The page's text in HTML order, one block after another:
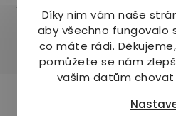
Díky nim vám naše
aby všechno fungovalo
co máte rádi.
pomůžete se nám
vašim datům chovat
Pomůžeme